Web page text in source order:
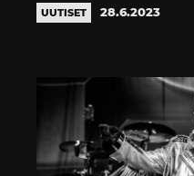
UUTISET 28.6.2023